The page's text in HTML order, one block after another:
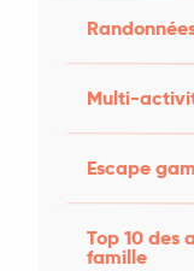
Multi-
Escape
Top 10 des
famille